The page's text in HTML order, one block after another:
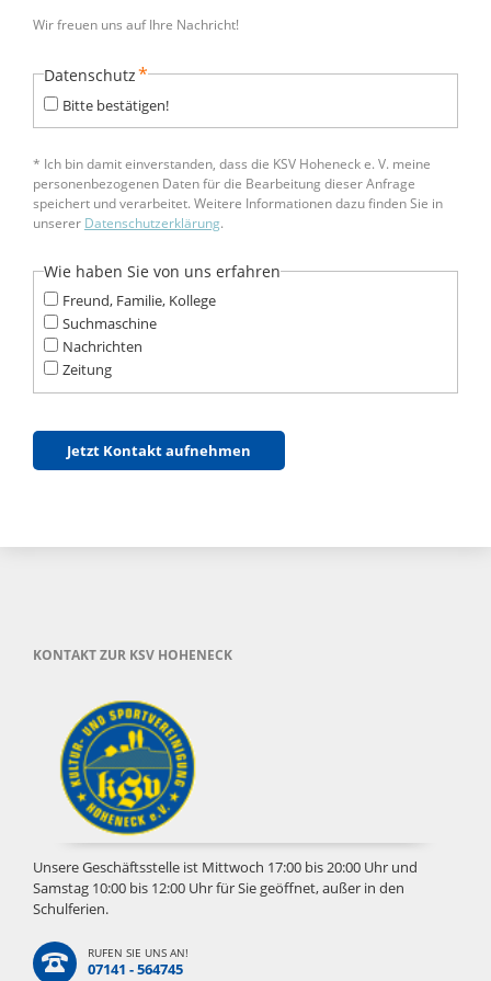
Wir freuen uns auf Ihre Nachricht!
Pflichtfeld
Datenschutz*
Bitte bestätigen!
* Ich bin damit einverstanden, dass die KSV Hoheneck e. V. meine
personenbezogenen Daten für die Bearbeitung dieser Anfrage
speichert und verarbeitet. Weitere Informationen dazu finden Sie in
unserer Datenschutzerklärung.
Wie haben Sie von uns erfahren
Freund, Familie, Kollege
Suchmaschine
Nachrichten
Zeitung
Jetzt Kontakt aufnehmen
KONTAKT ZUR KSV HOHENECK
Unsere Geschäftsstelle ist Mittwoch 17:00 bis 20:00 Uhr und
Samstag 10:00 bis 12:00 Uhr für Sie geöffnet, außer in den
Schulferien.
RUFEN SIE UNS AN!
07141 - 564745